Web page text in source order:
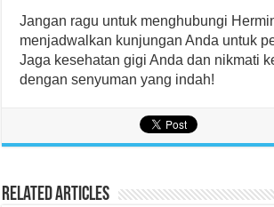
Jangan ragu untuk menghubungi
menjadwalkan kunjungan Anda untuk
Jaga kesehatan gigi Anda dan nikmati
dengan senyuman yang indah!
Related Articles